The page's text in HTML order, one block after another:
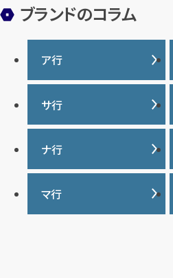
ブランドのコラム
ア行
IWC
ヴァシュロンコンスタンタ
ン
ウブロ
エルメス
オーデマ ピゲ
サ行
サマンサタバサ
ジーショック
ジャガー・ルクルト
ナ行
ナイキ
マ行